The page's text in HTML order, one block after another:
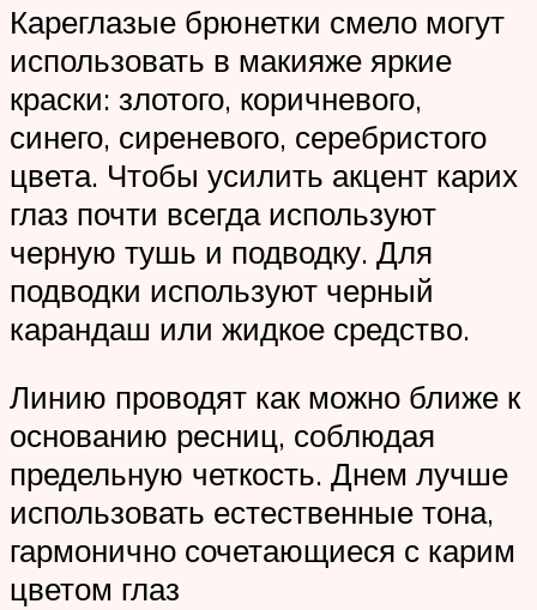
Кареглазые брюнетки смело могут
использовать в макияже яркие
краски: злотого, коричневого,
синего, сиреневого, серебристого
цвета. Чтобы усилить акцент карих
глаз почти всегда используют
черную тушь и подводку. Для
подводки используют черный
карандаш или жидкое средство.
Линию проводят как можно ближе к
основанию ресниц, соблюдая
предельную четкость. Днем лучше
использовать естественные тона,
гармонично сочетающиеся с карим
цветом глаз